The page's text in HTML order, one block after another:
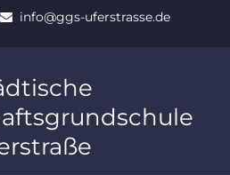
info@ggs-uferstrasse.de